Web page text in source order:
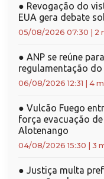
● Revogação do
EUA gera debate
05/08/2026 07:30 2
● ANP se reúne
regulamentação do
06/08/2026 12:31 4
● Vulcão Fuego
força evacuação
Alotenango
04/08/2026 15:30 3
● Justiça multa